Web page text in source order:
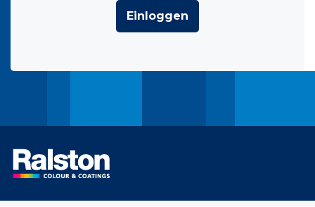
Einloggen